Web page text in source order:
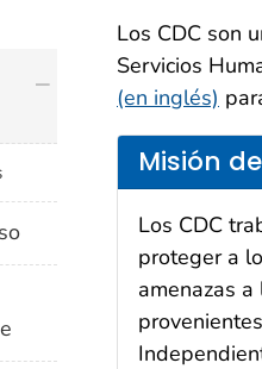
Los CDC son
Servicios
(en inglés)
Misión
Los CDC
proteger a
amenazas